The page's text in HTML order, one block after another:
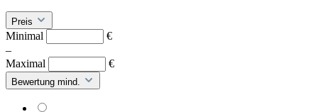
Preis
Minimal
€
–
Maximal
€
Bewertung mind.